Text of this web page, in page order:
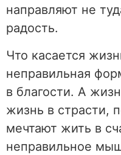
направляют не
радость.
Что касается
неправильная
в благости. А
жизнь в страсти,
мечтают жить в
неправильное